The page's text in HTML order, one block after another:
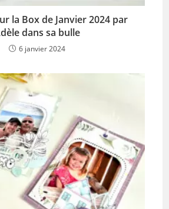
la Box de Janvier 2024 par
dans sa bulle
6 janvier 2024